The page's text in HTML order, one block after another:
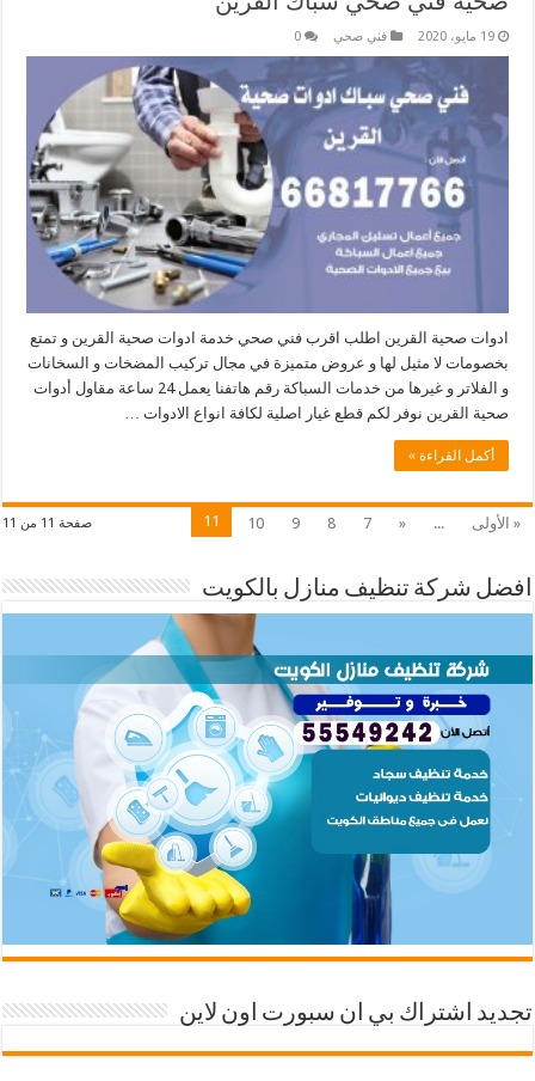
19 مايو، 2020 فني صحي 0
ادوات صحية القرين اطلب اقرب فني صحي خدمة ادوات صحية القرين و تمتع
بخصومات لا مثيل لها و عروض متميزة في مجال تركيب المضخات و السخانات
و الفلاتر و غيرها من خدمات السباكة رقم هاتفنا يعمل 24 ساعة مقاول أدوات
صحية القرين نوفر لكم قطع غيار اصلية لكافة انواع الادوات …
أكمل القراءة »
صفحة 11 من 11 « الأولى ...
«
7
8
9
10
11
افضل شركة تنظيف منازل بالكويت
تجديد اشتراك بي ان سبورت اون لاين